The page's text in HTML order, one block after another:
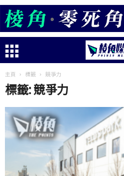
主頁 標籤 競爭力
標籤: 競爭力